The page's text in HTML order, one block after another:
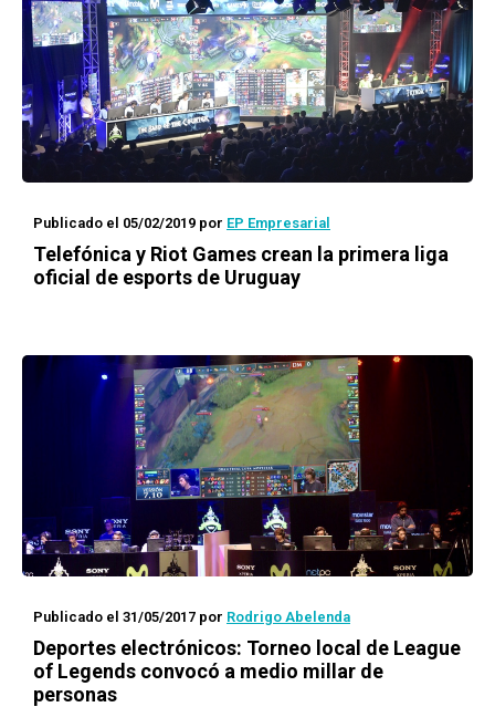
Publicado el 05/02/2019 por EP Empresarial
Telefónica y Riot Games crean la primera liga
oficial de esports de Uruguay
Publicado el 31/05/2017 por Rodrigo Abelenda
Deportes electrónicos: Torneo local de League
of Legends convocó a medio millar de
personas